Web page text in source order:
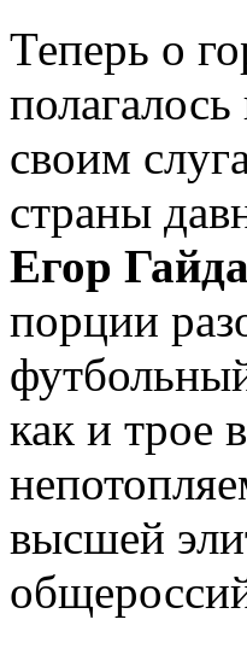
Теперь о
своим
страны
Егор
порции
как и трое
высшей